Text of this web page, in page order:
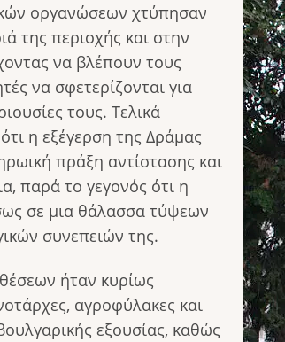
οργανώσεων χτύπησαν
της περιοχής και στην
να βλέπουν τους
να σφετερίζονται για
τους. Τελικά
η εξέγερση της Δράμας
πράξη αντίστασης και
παρά το γεγονός ότι η
σε μια θάλασσα τύψεων
συνεπειών της.
ήταν κυρίως
αγροφύλακες και
εξουσίας, καθώς